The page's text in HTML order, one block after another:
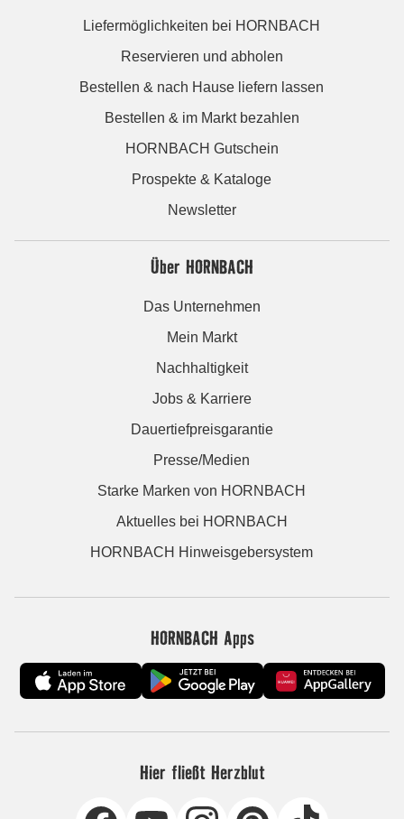
Liefermöglichkeiten bei HORNBACH
Reservieren und abholen
Bestellen & nach Hause liefern lassen
Bestellen & im Markt bezahlen
HORNBACH Gutschein
Prospekte & Kataloge
Newsletter
Über HORNBACH
Das Unternehmen
Mein Markt
Nachhaltigkeit
Jobs & Karriere
Dauertiefpreisgarantie
Presse/Medien
Starke Marken von HORNBACH
Aktuelles bei HORNBACH
HORNBACH Hinweisgebersystem
HORNBACH Apps
Hier fließt Herzblut